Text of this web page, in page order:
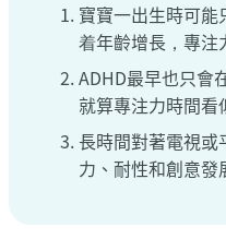
寶寶一出生時可
着年齡增長，專注
ADHD最早也只會
就算專注力時間看
長時間對著電視
力、耐性和創意發